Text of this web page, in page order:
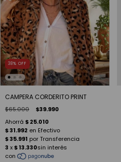
38% OFF
CAMPERA CORDERITO PRINT
$65.000 $39.990